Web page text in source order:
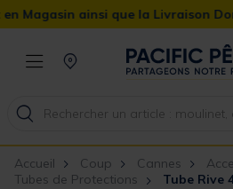
ainsi que la Livraison Domicile
Accueil Coup Cannes
Tubes de Protections
Tube Rive